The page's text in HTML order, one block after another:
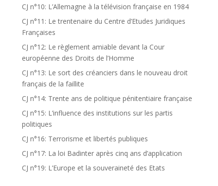
CJ n°10: L’Allemagne à la télévision française en 1984
CJ n°11: Le trentenaire du Centre d’Etudes Juridiques
Françaises
CJ n°12: Le règlement amiable devant la Cour
européenne des Droits de l’Homme
CJ n°13: Le sort des créanciers dans le nouveau droit
français de la faillite
CJ n°14: Trente ans de politique pénitentiaire française
CJ n°15: L’influence des institutions sur les partis
politiques
CJ n°16: Terrorisme et libertés publiques
CJ n°17: La loi Badinter après cinq ans d’application
CJ n°19: L’Europe et la souveraineté des Etats